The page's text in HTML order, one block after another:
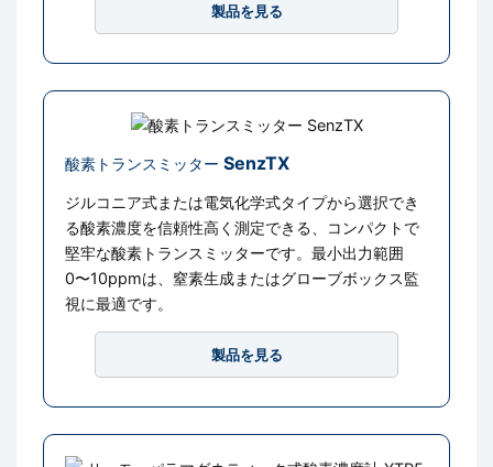
製品を見る
酸素トランスミッターSenzTX
ジルコニア式または電気化学式タイプから選択でき
る酸素濃度を信頼性高く測定できる、コンパクトで
堅牢な酸素トランスミッターです。最小出力範囲
0〜10ppmは、窒素生成またはグローブボックス監
視に最適です。
製品を見る